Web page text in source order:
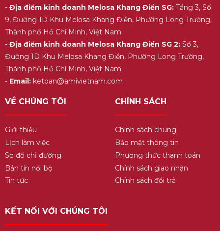
- Địa điểm kinh doanh Melosa Khang Điền SG:Tầng 3, Số
9, Đường 1D Khu Melosa Khang Điền, Phường Long Trường,
Thành phố Hồ Chí Minh, Việt Nam
- Địa điểm kinh doanh Melosa Khang Điền SG 2:Số 3,
Đường 1D Khu Melosa Khang Điền, Phường Long Trường,
Thành phố Hồ Chí Minh, Việt Nam
- Email:ketoan@amivietnam.com
VỀ CHÚNG TÔI
Giới thiệu
Lịch làm việc
Sơ đồ chỉ đường
Bản tin nội bộ
Tin tức
CHÍNH SÁCH
Chính sách chung
Bảo mật thông tin
Phương thức thanh toán
Chính sách giao nhận
Chính sách đổi trả
KẾT NỐI VỚI CHÚNG TÔI